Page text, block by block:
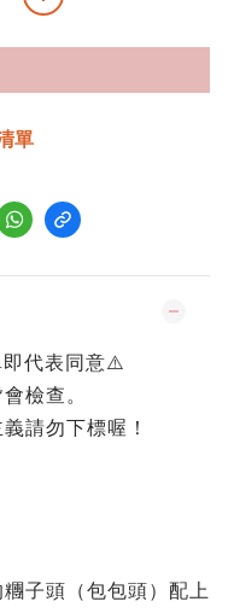
單
即代表同意⚠️
檢查。
請勿下標喔！
子頭（包包頭）配上